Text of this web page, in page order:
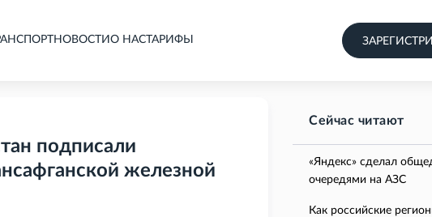
НОВОСТИ О НАСТАРИФЫ
подписали
железной
Сейчас читают
«Яндекс» сделал
очередями на АЗС
Как российские